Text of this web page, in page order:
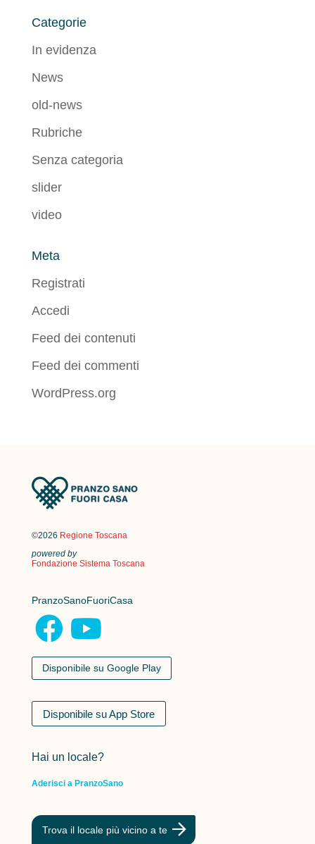
Categorie
In evidenza
News
old-news
Rubriche
Senza categoria
slider
video
Meta
Registrati
Accedi
Feed dei contenuti
Feed dei commenti
WordPress.org
©2026 Regione Toscana
powered by
Fondazione Sistema Toscana
PranzoSanoFuoriCasa
Disponibile su Google Play
Disponibile su App Store
Hai un locale?
Aderisci a PranzoSano
Trova il locale più vicino a te